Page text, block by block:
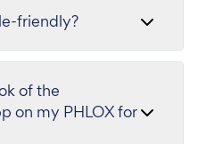
friendly?
of the
on my PHLOX for